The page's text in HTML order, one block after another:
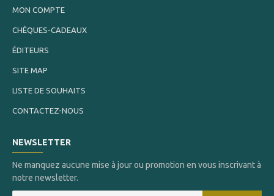
MON COMPTE
CHÈQUES-CADEAUX
ÉDITEURS
SITE MAP
LISTE DE SOUHAITS
CONTACTEZ-NOUS
NEWSLETTER
Ne manquez aucune mise à jour ou promotion en vous inscrivant à
notre newsletter.